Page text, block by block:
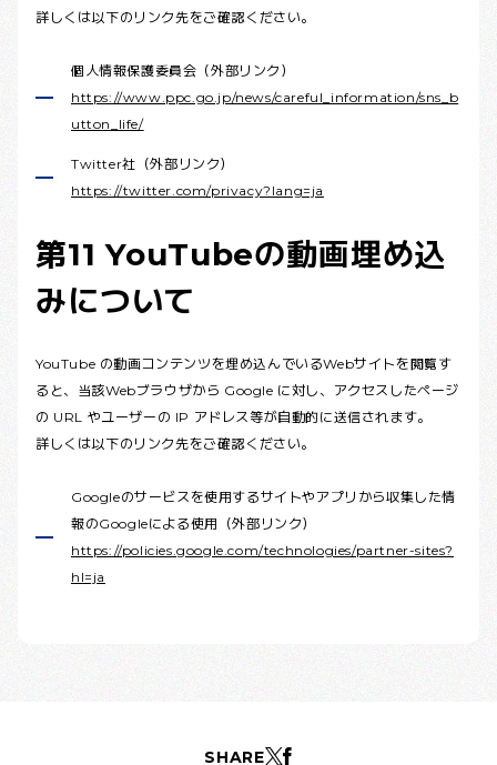
詳しくは以下のリンク先をご確認ください。
個人情報保護委員会（外部リンク）
https://www.ppc.go.jp/news/careful_information/sns_b
utton_life/
Twitter社（外部リンク）
https://twitter.com/privacy?lang=ja
第11 YouTubeの動画埋め込
みについて
YouTube の動画コンテンツを埋め込んでいるWebサイトを閲覧す
ると、当該Webブラウザから Google に対し、アクセスしたページ
の URL やユーザーの IP アドレス等が自動的に送信されます。
詳しくは以下のリンク先をご確認ください。
Googleのサービスを使用するサイトやアプリから収集した情
報のGoogleによる使用（外部リンク）
https://policies.google.com/technologies/partner-sites?
hl=ja
SHARE